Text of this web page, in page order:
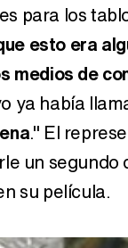
para los
esto era
medios de
ya había
." El
un
su película.